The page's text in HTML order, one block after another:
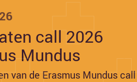
call 2026
Mundus
van de Erasmus Mundus call